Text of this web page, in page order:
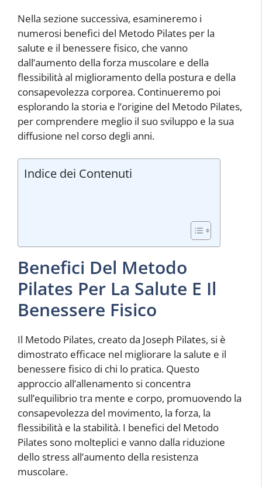
Nella sezione successiva, esamineremo i
numerosi benefici del Metodo Pilates per la
salute e il benessere fisico, che vanno
dall’aumento della forza muscolare e della
flessibilità al miglioramento della postura e della
consapevolezza corporea. Continueremo poi
esplorando la storia e l’origine del Metodo Pilates,
per comprendere meglio il suo sviluppo e la sua
diffusione nel corso degli anni.
Indice dei Contenuti
Benefici Del Metodo
Pilates Per La Salute E Il
Benessere Fisico
Il Metodo Pilates, creato da Joseph Pilates, si è
dimostrato efficace nel migliorare la salute e il
benessere fisico di chi lo pratica. Questo
approccio all’allenamento si concentra
sull’equilibrio tra mente e corpo, promuovendo la
consapevolezza del movimento, la forza, la
flessibilità e la stabilità. I benefici del Metodo
Pilates sono molteplici e vanno dalla riduzione
dello stress all’aumento della resistenza
muscolare.